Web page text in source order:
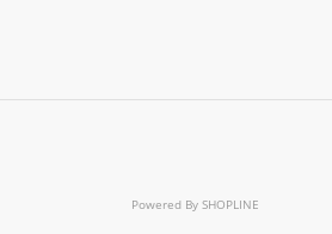
Powered By SHOPLINE